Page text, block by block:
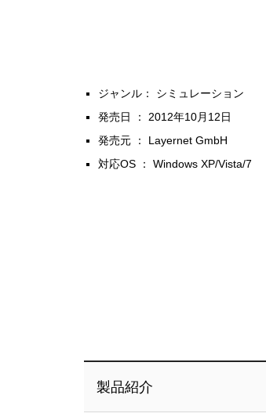
ジャンル： シミュレーション
発売日 ： 2012年10月12日
発売元 ： Layernet GmbH
対応OS ： Windows XP/Vista/7
製品紹介